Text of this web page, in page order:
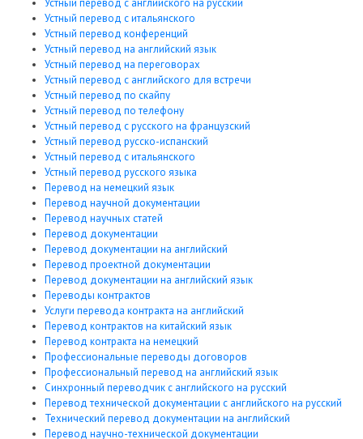
Устный перевод с итальянского
Устный перевод конференций
Устный перевод на английский язык
Устный перевод на переговорах
Устный перевод с английского для встречи
Устный перевод по скайпу
Устный перевод по телефону
Устный перевод с русского на французский
Устный перевод русско-испанский
Устный перевод с итальянского
Устный перевод русского языка
Перевод на немецкий язык
Перевод научной документации
Перевод научных статей
Перевод документации
Перевод документации на английский
Перевод проектной документации
Перевод документации на английский язык
Переводы контрактов
Услуги перевода контракта на английский
Перевод контрактов на китайский язык
Перевод контракта на немецкий
Профессиональные переводы договоров
Профессиональный перевод на английский язык
Синхронный переводчик с английского на русский
Перевод технической документации с английского на русский
Технический перевод документации на английский
Перевод научно-технической документации